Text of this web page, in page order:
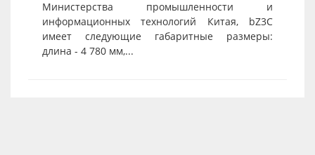
Министерства промышленности и
информационных технологий Китая, bZ3C
имеет следующие габаритные размеры:
длина - 4 780 мм,...